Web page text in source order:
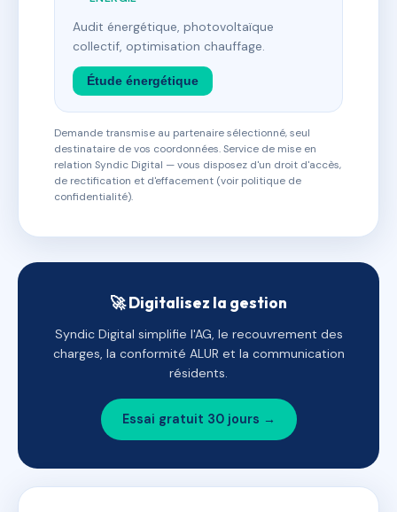
Audit énergétique, photovoltaïque
collectif, optimisation chauffage.
Étude énergétique
Demande transmise au partenaire sélectionné, seul
destinataire de vos coordonnées. Service de mise en
relation Syndic Digital — vous disposez d'un droit d'accès,
de rectification et d'effacement (voir politique de
confidentialité).
🚀 Digitalisez la gestion
Syndic Digital simplifie l'AG, le recouvrement des
charges, la conformité ALUR et la communication
résidents.
Essai gratuit 30 jours →